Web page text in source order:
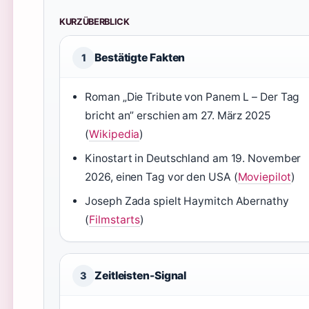
KURZÜBERBLICK
1 Bestätigte Fakten
Roman „Die Tribute von Panem L – Der Tag
bricht an” erschien am 27. März 2025
(Wikipedia)
Kinostart in Deutschland am 19. November
2026, einen Tag vor den USA (Moviepilot)
Joseph Zada spielt Haymitch Abernathy
(Filmstarts)
3 Zeitleisten-Signal